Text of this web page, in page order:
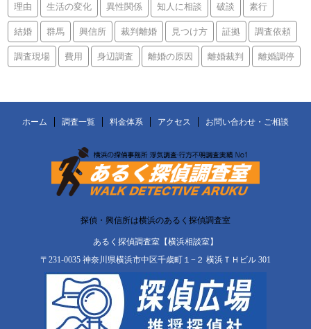
理由 生活の変化 異性関係 知人に相談 破談 素行
結婚 群馬 興信所 裁判離婚 見つけ方 証拠 調査依頼
調査現場 費用 身辺調査 離婚の原因 離婚裁判 離婚調停
ホーム 調査一覧 料金体系 アクセス お問い合わせ・ご相談
探偵・興信所は横浜のあるく探偵調査室
あるく探偵調査室【横浜相談室】
〒231-0035 神奈川県横浜市中区千歳町１−２ 横浜ＴＨビル 301